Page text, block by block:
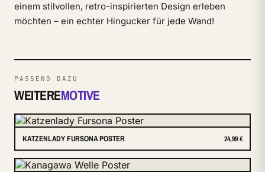
einem stilvollen, retro-inspirierten Design erleben
möchten – ein echter Hingucker für jede Wand!
PASSEND DAZU
WEITEREMOTIVE
KATZENLADY FURSONA POSTER 24,99 €